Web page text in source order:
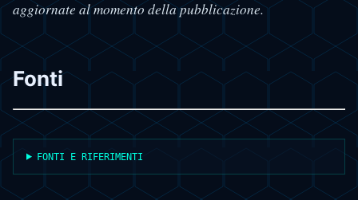
aggiornate al momento della pubblicazione.
Fonti
FONTI E RIFERIMENTI